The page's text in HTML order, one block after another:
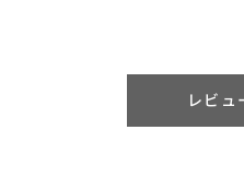
た。美味しいお米でし
だけます。新潟のお米
安心して購入できます。
レビュ